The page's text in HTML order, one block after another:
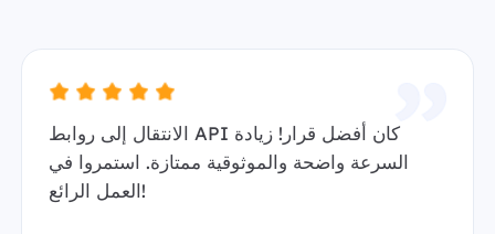
الانتقال إلى روابط API كان أفضل قرار! زيادة
السرعة واضحة والموثوقية ممتازة. استمروا في
العمل الرائع!